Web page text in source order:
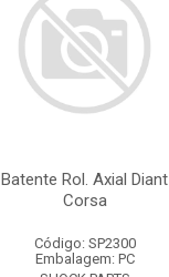
Batente Rol. Axial Diant
Corsa
Código: SP2300
Embalagem: PC